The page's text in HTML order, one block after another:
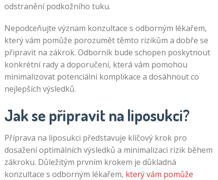
odstranění podkožního tuku.
Nepodceňujte význam konzultace s odborným lékařem,
který vám pomůže porozumět těmto rizikům a dobře se
připravit na zákrok. Odborník bude schopen poskytnout
konkrétní rady a doporučení, která vám pomohou
minimalizovat potenciální komplikace a dosáhnout co
nejlepších výsledků.
Jak se připravit na liposukci?
Příprava na liposukci představuje klíčový krok pro
dosažení optimálních výsledků a minimalizaci rizik během
zákroku. Důležitým prvním krokem je důkladná
konzultace s odborným lékařem, který vám pomůže